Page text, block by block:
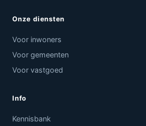
Onze diensten
Voor inwoners
Voor gemeenten
Voor vastgoed
Info
Kennisbank